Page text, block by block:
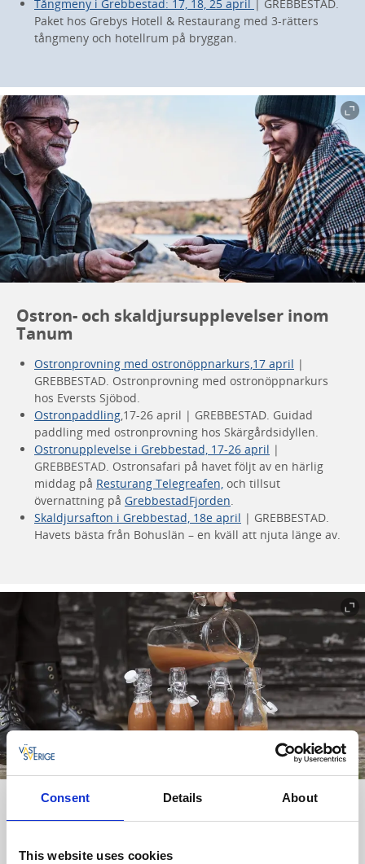
Consent Details About
This website uses cookies
Tångmeny i Grebbestad: 17, 18, 25 april | GREBBESTAD.
Paket hos Grebys Hotell & Restaurang med 3-rätters
tångmeny och hotellrum på bryggan.
Ostron- och skaldjursupplevelser inom
Tanum
Ostronprovning med ostronöppnarkurs,17 april |
GREBBESTAD. Ostronprovning med ostronöppnarkurs
hos Eversts Sjöbod.
Ostronpaddling,17-26 april | GREBBESTAD. Guidad
paddling med ostronprovning hos Skärgårdsidyllen.
Ostronupplevelse i Grebbestad, 17-26 april |
GREBBESTAD. Ostronsafari på havet följt av en härlig
middag på Resturang Telegreafen, och tillsut
övernattning på GrebbestadFjorden.
Skaldjursafton i Grebbestad, 18e april | GREBBESTAD.
Havets bästa från Bohuslän – en kväll att njuta länge av.
livsmedel och produkter. Detta kan inkludera allt från kött